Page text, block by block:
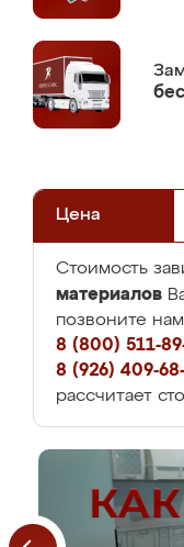
Цена
Стоимость
материалов
позвоните
8 (800) 511-
8 (926) 409-
рассчитает